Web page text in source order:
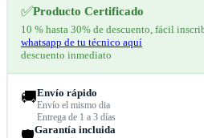
✅Producto Certificado
10 % hasta 30% de descuento, fácil
whatsapp de tu técnico aquí
descuento inmediato
🚚Envío rápido
Envío el mismo dia
Entrega de 1 a 3 días
Garantía incluida